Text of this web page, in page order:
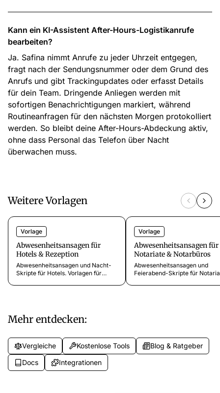
Kann ein KI-Assistent After-Hours-Logistikanrufe
bearbeiten?
Ja. Safina nimmt Anrufe zu jeder Uhrzeit entgegen,
fragt nach der Sendungsnummer oder dem Grund des
Anrufs und gibt Trackingupdates oder erfasst Details
für dein Team. Dringende Anliegen werden mit
sofortigen Benachrichtigungen markiert, während
Routineanfragen für den nächsten Morgen protokolliert
werden. So bleibt deine After-Hours-Abdeckung aktiv,
ohne dass Personal das Telefon über Nacht
überwachen muss.
Weitere Vorlagen
Vorlage
Abwesenheitsansagen für
Hotels & Rezeption
Abwesenheitsansagen und Nacht-
Skripte für Hotels. Vorlagen für
Vorlage
Abwesenheitsansagen für
Notariate & Notarbüros
Abwesenheitsansagen und
Feierabend-Skripte für
Mehr entdecken:
Vergleiche Kostenlose Tools
Blog & Ratgeber
Docs
Integrationen